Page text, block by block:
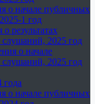
о начале публичных
1 год
результатах
2025 год
о начале
2025 год
года
о начале публичных